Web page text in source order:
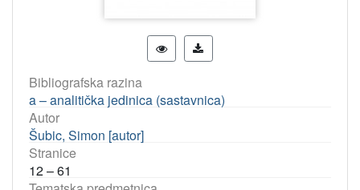
Bibliografska razina
a – analitička jedinica (sastavnica)
Autor
Šubic, Simon [autor]
Stranice
12 – 61